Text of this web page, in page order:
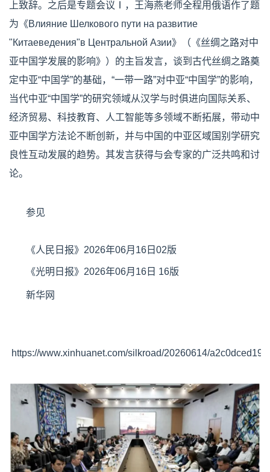
上致辞。之后是专题会议Ⅰ，王海燕老师全程用俄语作了题
为《Влияние Шелкового пути на развитие
"Китаеведения"в Центральной Азии》（《丝绸之路对中
亚中国学发展的影响》）的主旨发言，谈到古代丝绸之路奠
定中亚“中国学”的基础‌，“一带一路”对中亚“中国学”的影响，
当代中亚“中国学”的研究领域从汉学与时俱进向国际关系、
经济贸易、科技教育、人工智能等多领域不断拓展，带动中
亚中国学方法论不断创新，并与中国的中亚区域国别学研究
良性互动发展的趋势。其发言获得与会专家的广泛共鸣和讨
论。
参见
《人民日报》2026年06月16日02版
《光明日报》2026年06月16日 16版
新华网
https://www.xinhuanet.com/silkroad/20260614/